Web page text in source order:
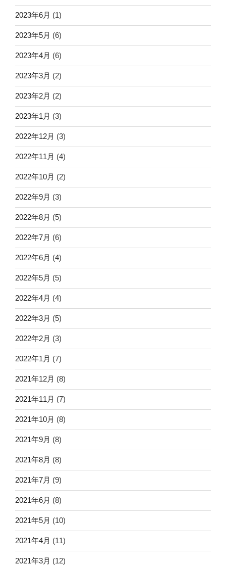
2023年6月 (1)
2023年5月 (6)
2023年4月 (6)
2023年3月 (2)
2023年2月 (2)
2023年1月 (3)
2022年12月 (3)
2022年11月 (4)
2022年10月 (2)
2022年9月 (3)
2022年8月 (5)
2022年7月 (6)
2022年6月 (4)
2022年5月 (5)
2022年4月 (4)
2022年3月 (5)
2022年2月 (3)
2022年1月 (7)
2021年12月 (8)
2021年11月 (7)
2021年10月 (8)
2021年9月 (8)
2021年8月 (8)
2021年7月 (9)
2021年6月 (8)
2021年5月 (10)
2021年4月 (11)
2021年3月 (12)